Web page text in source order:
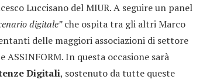
Luccisano del MIUR. A seguire un panel
digitale”che ospita tra gli altri Marco
delle maggiori associazioni di settore
In questa occasione sarà
Digitali, sostenuto da tutte queste